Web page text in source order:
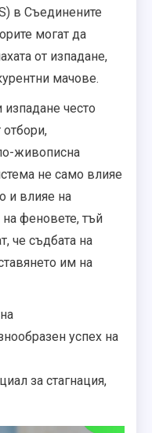
в Съединените
могат да
от изпадане,
мачове.
често
живописна
не само влияе
и влияе на
на феновете, тъй
че съдбата на
им на
успех на
за стагнация,